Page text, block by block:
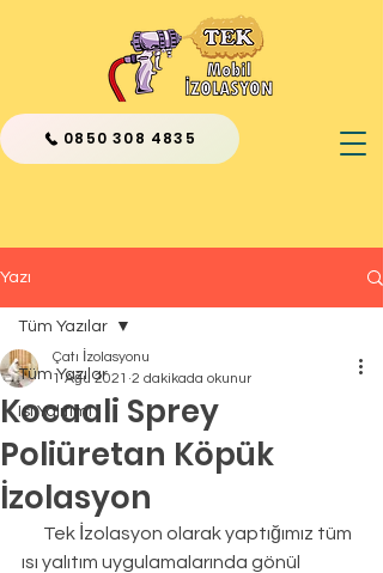
0850 308 4835
Yazı
Tüm Yazılar
Isı Yalıtımı
Tüm Yazılar
Kocaali Sprey
Poliüretan Köpük
İzolasyon
Çatı İzolasyonu
1 Ağu 2021 2 dakikada okunur
ısı yalıtım uygulamalarında gönül